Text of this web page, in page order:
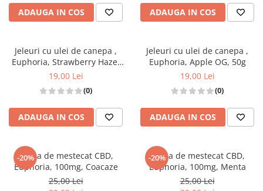
ADAUGA IN COS ADAUGA IN COS
Jeleuri cu ulei de canepa ,
Euphoria, Strawberry Haze,
50g
19,00 Lei
(0)
ADAUGA IN COS
Jeleuri cu ulei de canepa ,
Euphoria, Apple OG, 50g
19,00 Lei
(0)
ADAUGA IN COS
-20%
Guma de mestecat CBD,
Euphoria, 100mg, Coacaze
25,00 Lei
-20%
Guma de mestecat CBD,
Euphoria, 100mg, Menta
25,00 Lei